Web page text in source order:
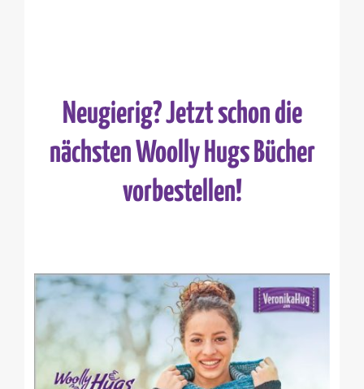
Neugierig? Jetzt schon die
nächsten Woolly Hugs Bücher
vorbestellen!